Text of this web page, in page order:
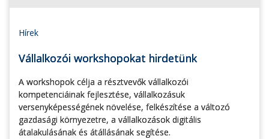
Hírek
Vállalkozói workshopokat hirdetünk
A workshopok célja a résztvevők vállalkozói
kompetenciáinak fejlesztése, vállalkozásuk
versenyképességének növelése, felkészítése a változó
gazdasági környezetre, a vállalkozások digitális
átalakulásának és átállásának segítése.